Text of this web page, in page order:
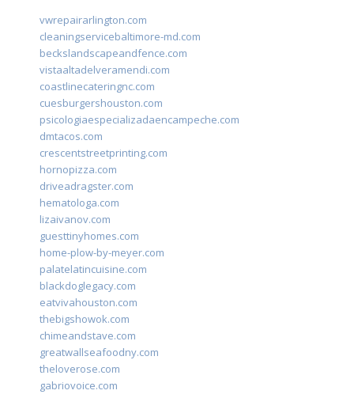
vwrepairarlington.com
cleaningservicebaltimore-md.com
beckslandscapeandfence.com
vistaaltadelveramendi.com
coastlinecateringnc.com
cuesburgershouston.com
psicologiaespecializadaencampeche.com
dmtacos.com
crescentstreetprinting.com
hornopizza.com
driveadragster.com
hematologa.com
lizaivanov.com
guesttinyhomes.com
home-plow-by-meyer.com
palatelatincuisine.com
blackdoglegacy.com
eatvivahouston.com
thebigshowok.com
chimeandstave.com
greatwallseafoodny.com
theloverose.com
gabriovoice.com